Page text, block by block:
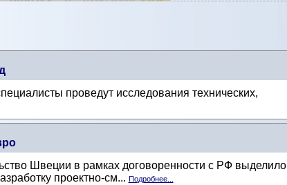
проведут исследования технических,
Швеции в рамках договоренности с РФ выделило
проектно-см... Подробнее...